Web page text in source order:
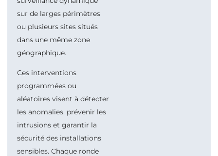
sur de larges périmètres
ou plusieurs sites situés
dans une même zone
géographique.
Ces interventions
programmées ou
aléatoires visent à détecter
les anomalies, prévenir les
intrusions et garantir la
sécurité des installations
sensibles. Chaque ronde